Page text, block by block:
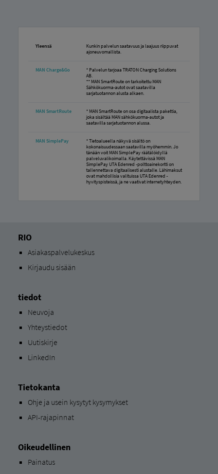
Yleensä
Kunkin palvelun saatavuus ja laajuus riippuvat
ajoneuvomallista.
MAN Charge&Go
* Palvelun tarjoaa TRATON Charging Solutions
AB.
** MAN SmartRoute on tarkoitettu MAN
Sähkökuorma-autot ovat saatavilla
sarjatuotannon alusta alkaen.
MAN SmartRoute
* MAN SmartRoute on osa digitaalista pakettia,
joka sisältää MAN sähkökuorma-autot ja
saatavilla sarjatuotannon alussa.
MAN SimplePay
* Tietoalueella näkyvä sisältö on
kokonaisuudessaan saatavilla myöhemmin. Jo
tänään voit MAN SimplePay räätälöidyllä
palveluvalikoimalla. Käytettävissä MAN
SimplePay UTA Edenred -polttoainekortti on
tallennettava digitaalisesti alustalle. Lähimaksut
ovat mahdollisia valituissa UTA Edenred -
hyvityspisteissä, ja ne vaativat internetyhteyden.
RIO
Asiakaspalvelukeskus
Kirjaudu sisään
tiedot
Neuvoja
Yhteystiedot
Uutiskirje
LinkedIn
Tietokanta
Ohje ja usein kysytyt kysymykset
API-rajapinnat
Oikeudellinen
Painatus